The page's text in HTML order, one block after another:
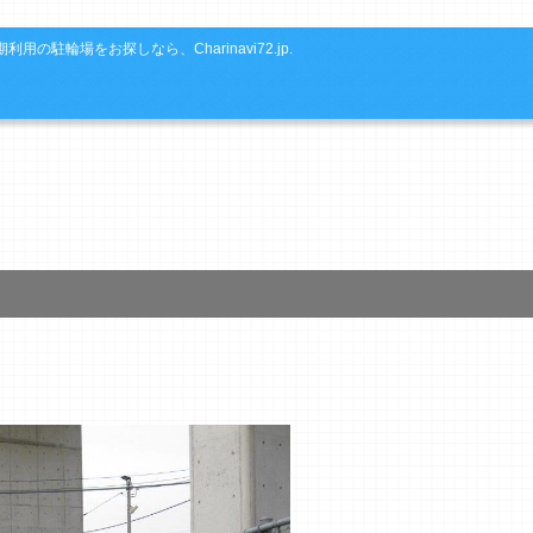
利用の駐輪場をお探しなら、Charinavi72.jp.